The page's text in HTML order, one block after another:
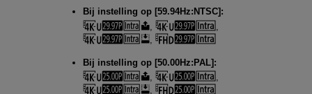
Bij instelling op [59.94Hz:NTSC]:
,
,
Bij instelling op [50.00Hz:PAL]:
,
,
,